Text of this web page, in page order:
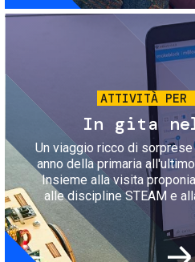
ATTIVITÀ PER
In gita
Un viaggio ricco di
anno della primaria
Insieme alla visita
alle discipline STEAM e